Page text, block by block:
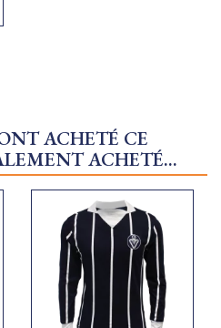
ACHETÉ CE
ACHETÉ...